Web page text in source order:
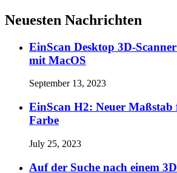
Neuesten Nachrichten
EinScan Desktop 3D-
mit MacOS
September 13, 2023
EinScan H2: Neuer Maßstab
Farbe
July 25, 2023
Auf der Suche nach einem